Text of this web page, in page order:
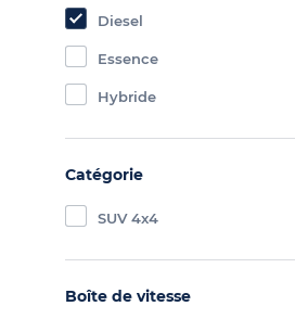
Diesel
Essence
Hybride
Catégorie
SUV 4x4
Boîte de vitesse